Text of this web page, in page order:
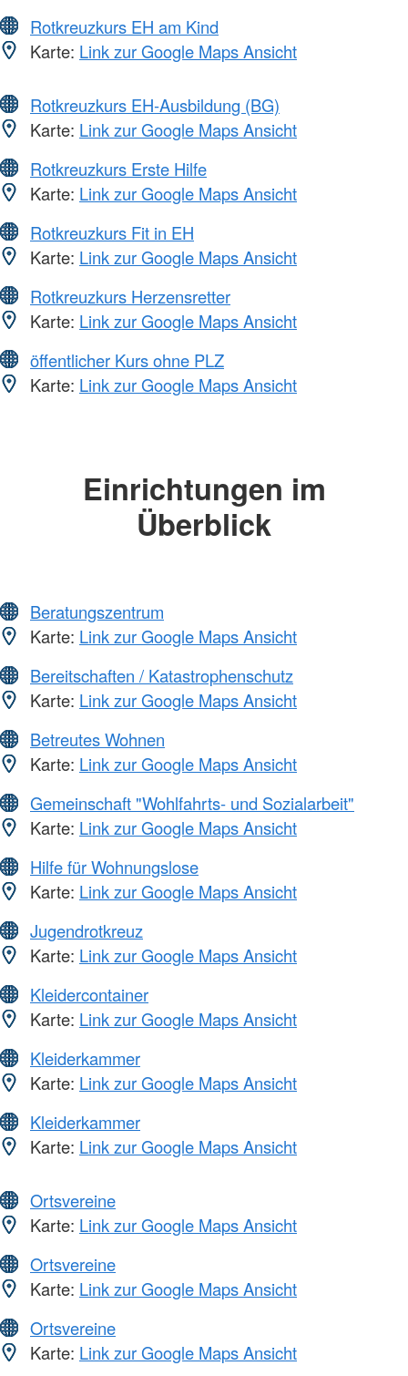
Rotkreuzkurs EH am Kind
Karte: Link zur Google Maps Ansicht
Rotkreuzkurs EH-Ausbildung (BG)
Karte: Link zur Google Maps Ansicht
Rotkreuzkurs Erste Hilfe
Karte: Link zur Google Maps Ansicht
Rotkreuzkurs Fit in EH
Karte: Link zur Google Maps Ansicht
Rotkreuzkurs Herzensretter
Karte: Link zur Google Maps Ansicht
öffentlicher Kurs ohne PLZ
Karte: Link zur Google Maps Ansicht
Einrichtungen im
Überblick
Beratungszentrum
Karte: Link zur Google Maps Ansicht
Bereitschaften / Katastrophenschutz
Karte: Link zur Google Maps Ansicht
Betreutes Wohnen
Karte: Link zur Google Maps Ansicht
Gemeinschaft "Wohlfahrts- und Sozialarbeit"
Karte: Link zur Google Maps Ansicht
Hilfe für Wohnungslose
Karte: Link zur Google Maps Ansicht
Jugendrotkreuz
Karte: Link zur Google Maps Ansicht
Kleidercontainer
Karte: Link zur Google Maps Ansicht
Kleiderkammer
Karte: Link zur Google Maps Ansicht
Kleiderkammer
Karte: Link zur Google Maps Ansicht
Ortsvereine
Karte: Link zur Google Maps Ansicht
Ortsvereine
Karte: Link zur Google Maps Ansicht
Ortsvereine
Karte: Link zur Google Maps Ansicht